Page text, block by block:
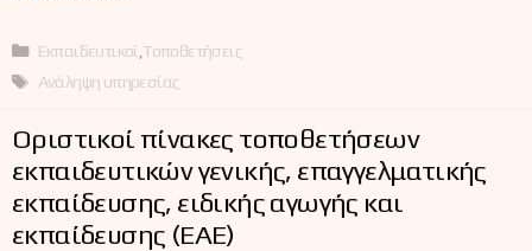
Κατηγορίες
Εκπαιδευτικοί Τοποθετήσεις
Ετικέτες
Ανάληψη υπηρεσίας
Οριστικοί πίνακες τοποθετήσεων
εκπαιδευτικών γενικής, επαγγελματικής
εκπαίδευσης, ειδικής αγωγής και
εκπαίδευσης (ΕΑΕ)